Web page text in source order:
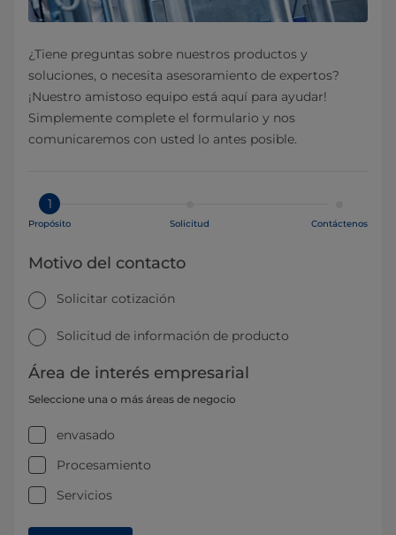
¿Tiene preguntas sobre nuestros productos y
soluciones, o necesita asesoramiento de expertos?
¡Nuestro amistoso equipo está aquí para ayudar!
Simplemente complete el formulario y nos
comunicaremos con usted lo antes posible.
1
Propósito Solicitud Contáctenos
Motivo del contacto
Solicitar cotización
Solicitud de información de producto
Área de interés empresarial
Seleccione una o más áreas de negocio
envasado
Procesamiento
Servicios